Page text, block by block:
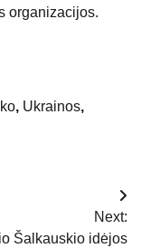
organizacijos.
, Ukrainos,
Next:
Šalkauskio idėjos